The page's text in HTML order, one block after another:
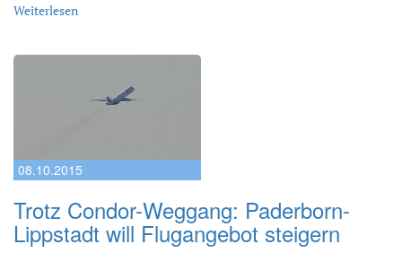
Weiterlesen
08.10.2015
Trotz Condor-Weggang: Paderborn-
Lippstadt will Flugangebot steigern